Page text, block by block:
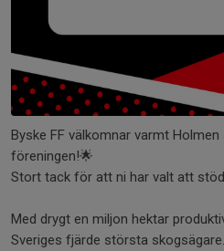
Byske FF välkomnar varmt
föreningen!🌟
Stort tack för att ni har valt att
Med drygt en miljon hektar
Sveriges fjärde största